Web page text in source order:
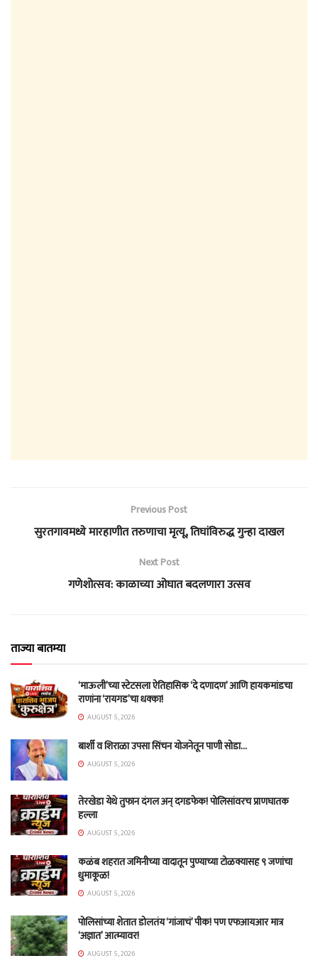
Previous Post
सुरतगावमध्ये मारहाणीत तरुणाचा मृत्यू, तिघांविरुद्ध गुन्हा दाखल
Next Post
गणेशोत्सव: काळाच्या ओघात बदलणारा उत्सव
ताज्या बातम्या
‘माऊली’च्या स्टेटसला ऐतिहासिक ‘दे दणादण’ आणि हायकमांडचा
राणांना ‘रायगड’चा धक्का!
AUGUST 5, 2026
बार्शी व शिराळा उपसा सिंचन योजनेतून पाणी सोडा…
AUGUST 5, 2026
तेरखेडा येथे तुफान दंगल अन् दगडफेक! पोलिसांवरच प्राणघातक
हल्ला
AUGUST 5, 2026
कळंब शहरात जमिनीच्या वादातून पुण्याच्या टोळक्यासह ९ जणांचा
धुमाकूळ!
AUGUST 5, 2026
पोलिसांच्या शेतात डोलतंय ‘गांजाचं’ पीक! पण एफआयआर मात्र
‘अज्ञात’ आत्म्यावर!
AUGUST 5, 2026